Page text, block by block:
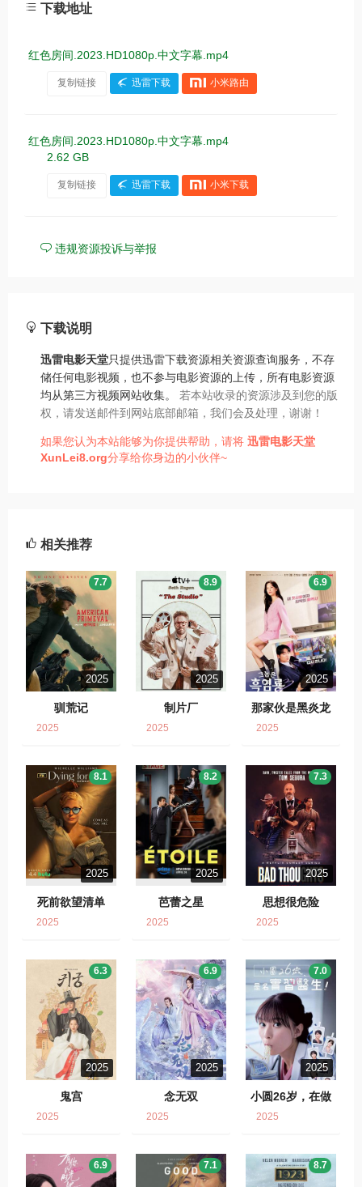
下载地址
红色房间.2023.HD1080p.中文字幕.mp4
复制链接 迅雷下载 小米路由
红色房间.2023.HD1080p.中文字幕.mp4
2.62 GB
复制链接 迅雷下载 小米下载
违规资源投诉与举报
下载说明
迅雷电影天堂只提供迅雷下载资源相关资源查询服务，不存
储任何电影视频，也不参与电影资源的上传，所有电影资源
均从第三方视频网站收集。 若本站收录的资源涉及到您的版
权，请发送邮件到网站底部邮箱，我们会及处理，谢谢！
如果您认为本站能够为你提供帮助，请将 迅雷电影天堂
XunLei8.org分享给你身边的小伙伴~
相关推荐
2025
驯荒记
7.7
2025
2025
制片厂
8.9
2025
2025
那家伙是黑炎龙
6.9
2025
2025
死前欲望清单
8.1
2025
2025
芭蕾之星
8.2
2025
2025
思想很危险
7.3
2025
2025
鬼宫
6.3
2025
2025
念无双
6.9
2025
2025
小圆26岁，在做
实习医生！
7.0
2025
6.9 7.1 8.7